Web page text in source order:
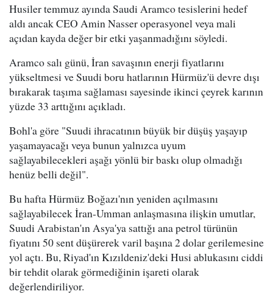
Husiler temmuz ayında Saudi Aramco tesislerini hedef
aldı ancak CEO Amin Nasser operasyonel veya mali
açıdan kayda değer bir etki yaşanmadığını söyledi.
Aramco salı günü, İran savaşının enerji fiyatlarını
yükseltmesi ve Suudi boru hatlarının Hürmüz'ü devre dışı
bırakarak taşıma sağlaması sayesinde ikinci çeyrek karının
yüzde 33 arttığını açıkladı.
Bohl'a göre "Suudi ihracatının büyük bir düşüş yaşayıp
yaşamayacağı veya bunun yalnızca uyum
sağlayabilecekleri aşağı yönlü bir baskı olup olmadığı
henüz belli değil".
Bu hafta Hürmüz Boğazı'nın yeniden açılmasını
sağlayabilecek İran-Umman anlaşmasına ilişkin umutlar,
Suudi Arabistan'ın Asya'ya sattığı ana petrol türünün
fiyatını 50 sent düşürerek varil başına 2 dolar gerilemesine
yol açtı. Bu, Riyad'ın Kızıldeniz'deki Husi ablukasını ciddi
bir tehdit olarak görmediğinin işareti olarak
değerlendiriliyor.